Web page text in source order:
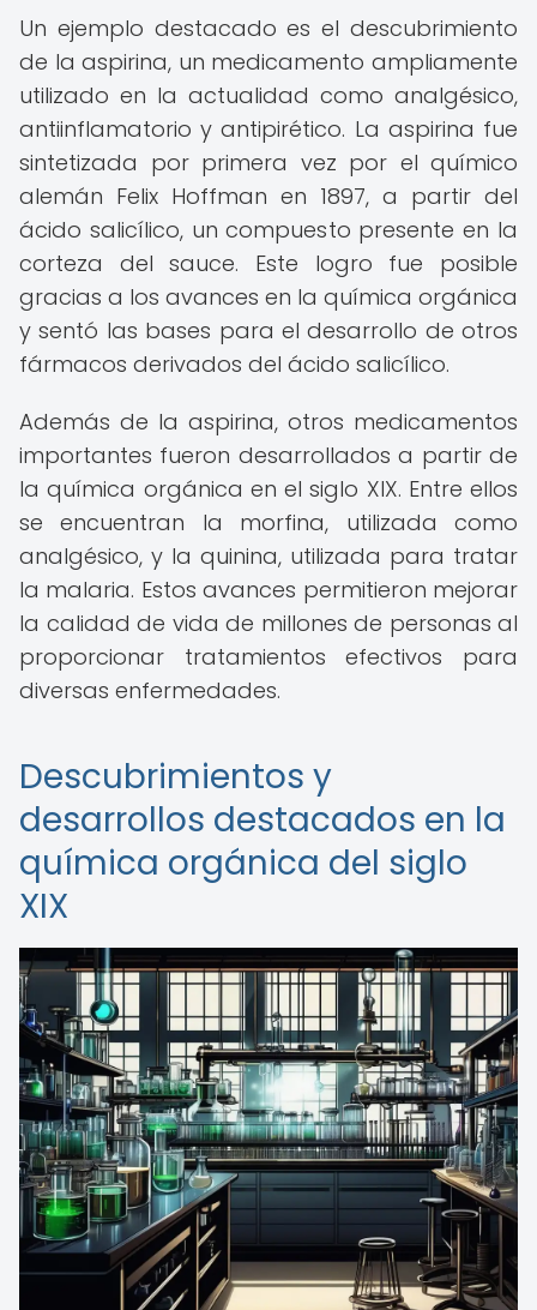
Un ejemplo destacado es el descubrimiento
de la aspirina, un medicamento ampliamente
utilizado en la actualidad como analgésico,
antiinflamatorio y antipirético. La aspirina fue
sintetizada por primera vez por el químico
alemán Felix Hoffman en 1897, a partir del
ácido salicílico, un compuesto presente en la
corteza del sauce. Este logro fue posible
gracias a los avances en la química orgánica
y sentó las bases para el desarrollo de otros
fármacos derivados del ácido salicílico.
Además de la aspirina, otros medicamentos
importantes fueron desarrollados a partir de
la química orgánica en el siglo XIX. Entre ellos
se encuentran la morfina, utilizada como
analgésico, y la quinina, utilizada para tratar
la malaria. Estos avances permitieron mejorar
la calidad de vida de millones de personas al
proporcionar tratamientos efectivos para
diversas enfermedades.
Descubrimientos y
desarrollos destacados en la
química orgánica del siglo
XIX